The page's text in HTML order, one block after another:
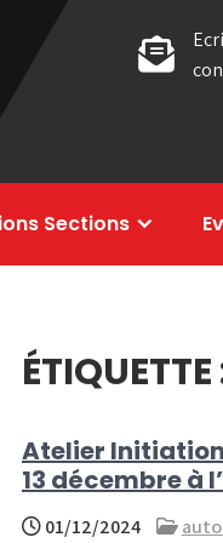
Sections
ÉTIQUETTE
Atelier
13 décembre à
01/12/2024